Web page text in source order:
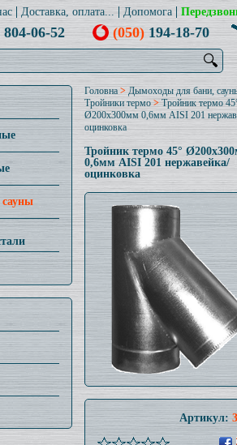
Доставка, оплата... Допомога
804-06-52 (050)194-18-70
🔍
Головна > Дымоходы для бани,
Тройники термо>Тройник термо
Ø200x300мм 0,6мм AISI 201
оцинковка
Тройник термо 45°
0,6мм AISI 201 нержавейка/
оцинковка
Артикул: